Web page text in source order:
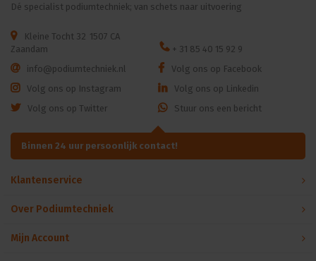
Dé specialist podiumtechniek; van schets naar uitvoering
Kleine Tocht 32 1507 CA
Zaandam
+ 31 85 40 15 92 9
info@podiumtechniek.nl
Volg ons op Facebook
Volg ons op Instagram
Volg ons op Linkedin
Volg ons op Twitter
Stuur ons een bericht
Binnen 24 uur persoonlijk contact!
Klantenservice
Over Podiumtechniek
Mijn Account